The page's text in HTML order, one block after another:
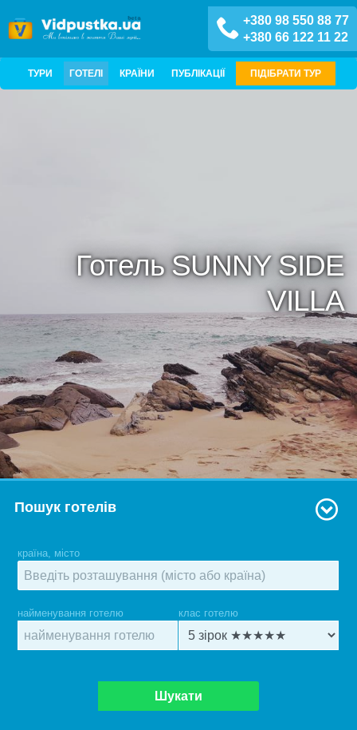
+380 98 550 88 77
+380 66 122 11 22
ТУРИ ГОТЕЛІ КРАЇНИ ПУБЛІКАЦІЇ ПІДІБРАТИ ТУР
Готель SUNNY SIDE
VILLA
Пошук готелів
країна, місто
найменування готелю клас готелю
Шукати